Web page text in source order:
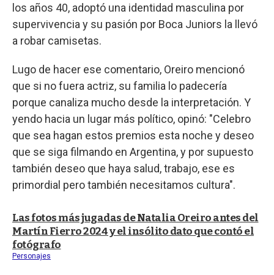
los años 40, adoptó una identidad masculina por
supervivencia y su pasión por Boca Juniors la llevó
a robar camisetas.
Lugo de hacer ese comentario, Oreiro mencionó
que si no fuera actriz, su familia lo padecería
porque canaliza mucho desde la interpretación. Y
yendo hacia un lugar más político, opinó: "Celebro
que sea hagan estos premios esta noche y deseo
que se siga filmando en Argentina, y por supuesto
también deseo que haya salud, trabajo, ese es
primordial pero también necesitamos cultura".
Las fotos más jugadas de Natalia Oreiro antes del
Martín Fierro 2024 y el insólito dato que contó el
fotógrafo
Personajes